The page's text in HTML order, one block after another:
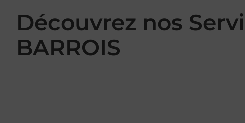
Découvrez nos
BARROIS